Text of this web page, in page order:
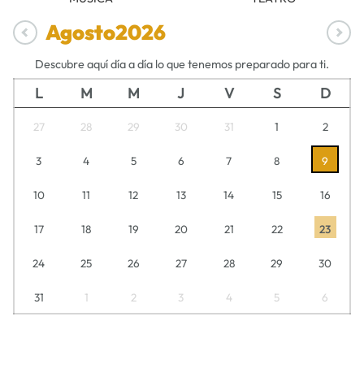
Agosto2026
Descubre aquí día a día lo que tenemos preparado para ti.
L M M J V S D
27 28 29 30 31 1 2
3 4 5 6 7 8 9
10 11 12 13 14 15 16
17 18 19 20 21 22 23
24 25 26 27 28 29 30
31 1 2 3 4 5 6